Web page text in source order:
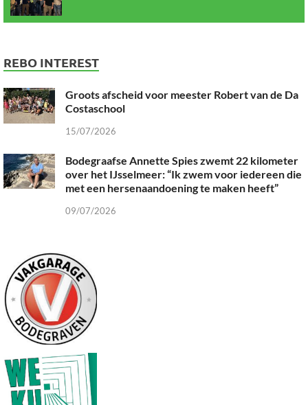
REBO INTEREST
Groots afscheid voor meester Robert van de Da
Costaschool
15/07/2026
Bodegraafse Annette Spies zwemt 22 kilometer
over het IJsselmeer: “Ik zwem voor iedereen die
met een hersenaandoening te maken heeft”
09/07/2026